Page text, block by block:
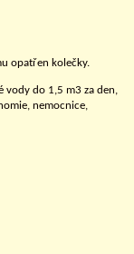
opatřen kolečky.
vody do 1,5 m3 za den,
nemocnice,